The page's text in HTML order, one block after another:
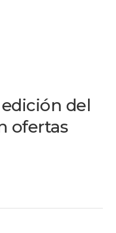
del
ofertas